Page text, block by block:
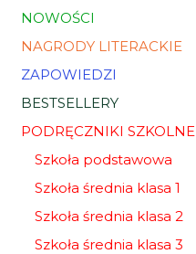
NOWOŚCI
NAGRODY LITERACKIE
ZAPOWIEDZI
BESTSELLERY
PODRĘCZNIKI SZKOLNE
Szkoła podstawowa
Szkoła średnia klasa 1
Szkoła średnia klasa 2
Szkoła średnia klasa 3